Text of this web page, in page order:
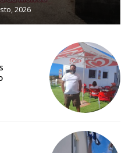
e ajude-nos a manter este serviço
os conteúdos exclusivos e versões
2026